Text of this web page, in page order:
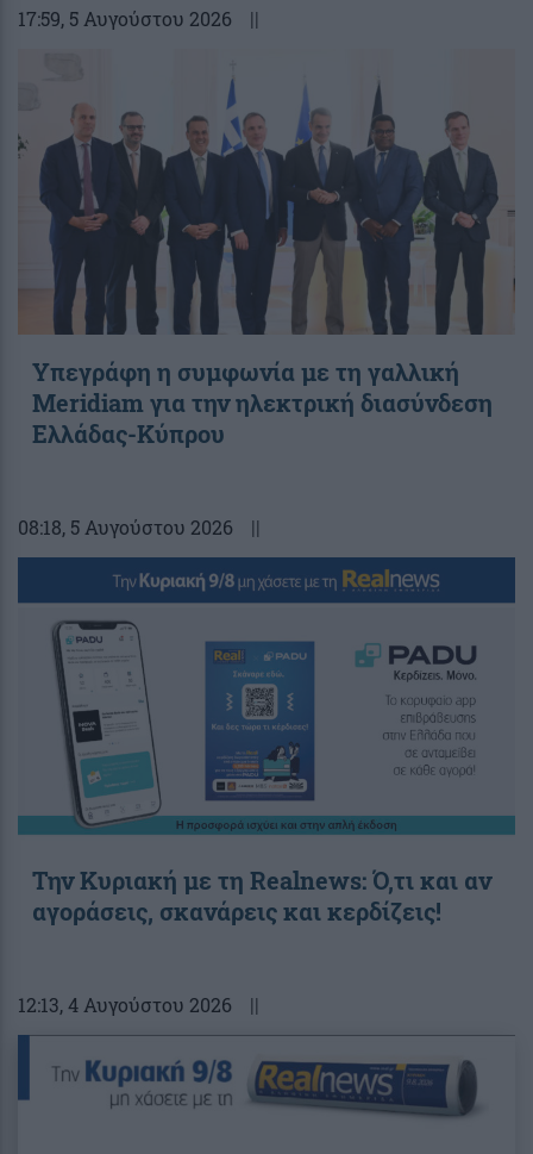
17:59, 5 Αυγούστου 2026 ||
Υπεγράφη η συμφωνία με τη γαλλική
Meridiam για την ηλεκτρική διασύνδεση
Ελλάδας-Κύπρου
08:18, 5 Αυγούστου 2026 ||
Την Κυριακή με τη Realnews: Ό,τι και αν
αγοράσεις, σκανάρεις και κερδίζεις!
12:13, 4 Αυγούστου 2026 ||